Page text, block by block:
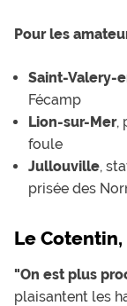
Pour les
Saint-Valery-
Fécamp
Lion-sur-Mer,
foule
Jullouville,
prisée des
Le
"On est plus
plaisantent les